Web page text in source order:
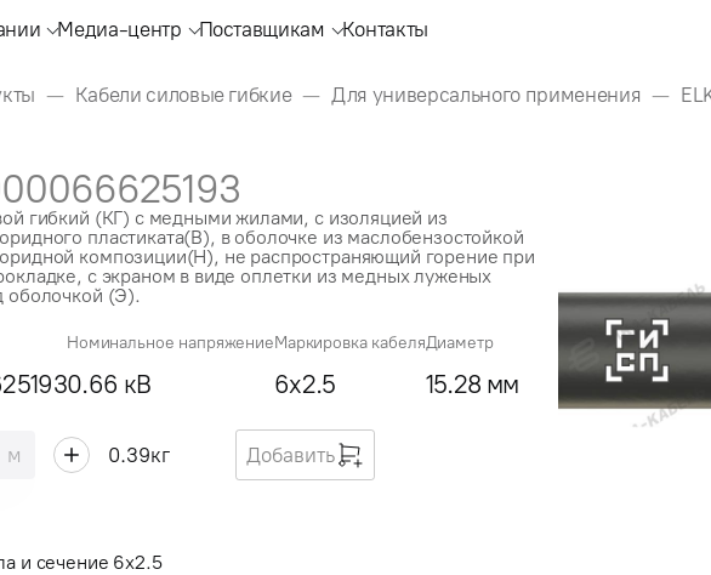
Медиа-центр Поставщикам Контакты
Кабели силовые гибкие Для универсального применения
гибкий (КГ) с медными жилами, с изоляцией из
пластиката(В), в оболочке из маслобензостойкой
композиции(Н), не распространяющий горение при
с экраном в виде оплетки из медных луженых
оболочкой (Э).
Номинальное напряжение
0.66 кВ
Маркировка кабеля
6x2.5
Диаметр
15.28 мм
м 0.39кг Добавить
и сечение 6x2.5